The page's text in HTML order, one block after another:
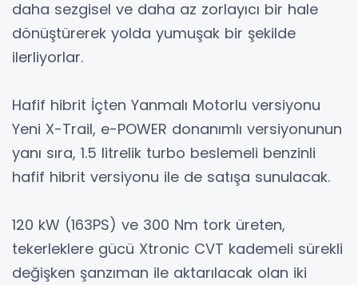
daha sezgisel ve daha az zorlayıcı bir hale
dönüştürerek yolda yumuşak bir şekilde
ilerliyorlar.
Hafif hibrit İçten Yanmalı Motorlu versiyonu
Yeni X-Trail, e-POWER donanımlı versiyonunun
yanı sıra, 1.5 litrelik turbo beslemeli benzinli
hafif hibrit versiyonu ile de satışa sunulacak.
120 kW (163PS) ve 300 Nm tork üreten,
tekerleklere gücü Xtronic CVT kademeli sürekli
değişken şanzıman ile aktarılacak olan iki